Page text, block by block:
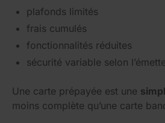
plafonds limités
frais cumulés
fonctionnalités réduites
sécurité variable selon
Une carte prépayée est une
moins complète qu’une carte